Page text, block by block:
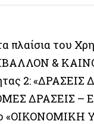
πλαίσια του
&
2:
ΔΡΑΣΕΙΣ –
«ΟΙΚΟΝΟΜΙΚΗ